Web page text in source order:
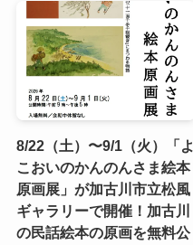
8/22（土）〜9/1（火）「よ
こおいのかんのんさま絵本
原画展」が加古川市立松風
ギャラリーで開催！加古川
の民話絵本の原画を無料公